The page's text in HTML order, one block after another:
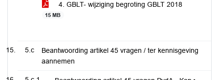
4. GBLT- wijziging begroting GBLT 2018
15 MB
5.c
Beantwoording artikel 45 vragen / ter kennisgeving
aannemen